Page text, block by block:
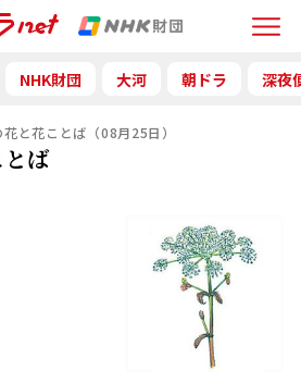
Menu
NHK財団 大河 朝ドラ 深夜
と花ことば（08月25日）
ば